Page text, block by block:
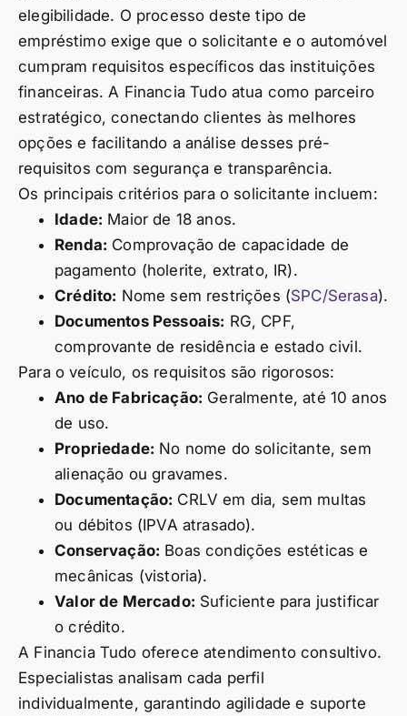
elegibilidade. O processo deste tipo de
empréstimo exige que o solicitante e o automóvel
cumpram requisitos específicos das instituições
financeiras. A Financia Tudo atua como parceiro
estratégico, conectando clientes às melhores
opções e facilitando a análise desses pré-
requisitos com segurança e transparência.
Os principais critérios para o solicitante incluem:
Idade: Maior de 18 anos.
Renda: Comprovação de capacidade de
pagamento (holerite, extrato, IR).
Crédito: Nome sem restrições (SPC/Serasa).
Documentos Pessoais: RG, CPF,
comprovante de residência e estado civil.
Para o veículo, os requisitos são rigorosos:
Ano de Fabricação: Geralmente, até 10 anos
de uso.
Propriedade: No nome do solicitante, sem
alienação ou gravames.
Documentação: CRLV em dia, sem multas
ou débitos (IPVA atrasado).
Conservação: Boas condições estéticas e
mecânicas (vistoria).
Valor de Mercado: Suficiente para justificar
o crédito.
A Financia Tudo oferece atendimento consultivo.
Especialistas analisam cada perfil
individualmente, garantindo agilidade e suporte